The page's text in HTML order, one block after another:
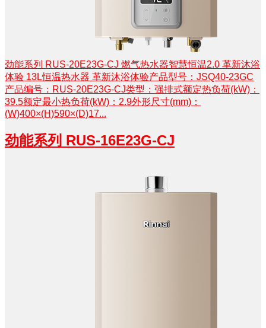
劲能系列 RUS-20E23G-CJ 燃气热水器智慧恒温2.0 革新沐浴
体验 13L恒温热水器 革新沐浴体验产品型号：JSQ40-23GC
产品编号：RUS-20E23G-CJ类型：强排式额定热负荷(kW)：
39.5额定最小热负荷(kW)：2.9外形尺寸(mm)：
(W)400×(H)590×(D)17...
劲能系列 RUS-16E23G-CJ